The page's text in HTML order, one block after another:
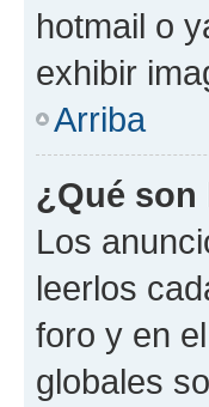
hotmail o
exhibir
Arriba
¿Qué
Los
leerlos
foro y en
globales